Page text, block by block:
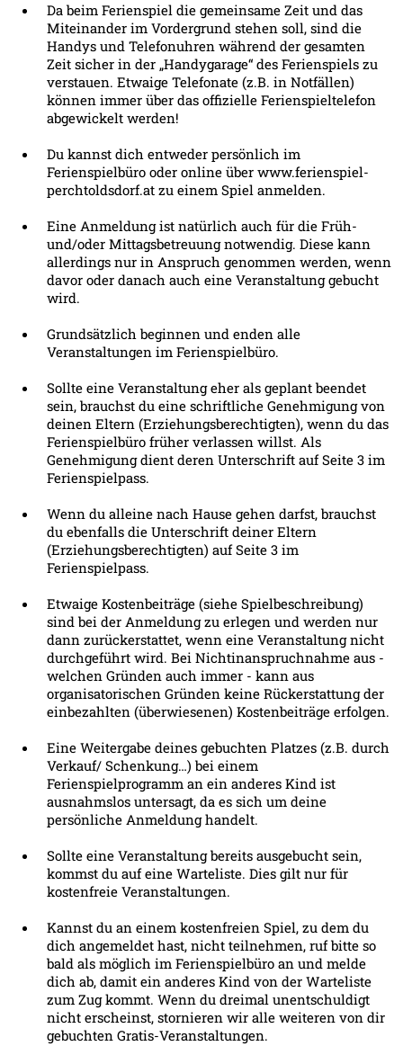
Da beim Ferienspiel die gemeinsame Zeit und das
Miteinander im Vordergrund stehen soll, sind die
Handys und Telefonuhren während der gesamten
Zeit sicher in der „Handygarage“ des Ferienspiels zu
verstauen. Etwaige Telefonate (z.B. in Notfällen)
können immer über das offizielle Ferienspieltelefon
abgewickelt werden!
Du kannst dich entweder persönlich im
Ferienspielbüro oder online über www.ferienspiel-
perchtoldsdorf.at zu einem Spiel anmelden.
Eine Anmeldung ist natürlich auch für die Früh-
und/oder Mittagsbetreuung notwendig. Diese kann
allerdings nur in Anspruch genommen werden, wenn
davor oder danach auch eine Veranstaltung gebucht
wird.
Grundsätzlich beginnen und enden alle
Veranstaltungen im Ferienspielbüro.
Sollte eine Veranstaltung eher als geplant beendet
sein, brauchst du eine schriftliche Genehmigung von
deinen Eltern (Erziehungsberechtigten), wenn du das
Ferienspielbüro früher verlassen willst. Als
Genehmigung dient deren Unterschrift auf Seite 3 im
Ferienspielpass.
Wenn du alleine nach Hause gehen darfst, brauchst
du ebenfalls die Unterschrift deiner Eltern
(Erziehungsberechtigten) auf Seite 3 im
Ferienspielpass.
Etwaige Kostenbeiträge (siehe Spielbeschreibung)
sind bei der Anmeldung zu erlegen und werden nur
dann zurückerstattet, wenn eine Veranstaltung nicht
durchgeführt wird. Bei Nichtinanspruchnahme aus -
welchen Gründen auch immer - kann aus
organisatorischen Gründen keine Rückerstattung der
einbezahlten (überwiesenen) Kostenbeiträge erfolgen.
Eine Weitergabe deines gebuchten Platzes (z.B. durch
Verkauf/ Schenkung…) bei einem
Ferienspielprogramm an ein anderes Kind ist
ausnahmslos untersagt, da es sich um deine
persönliche Anmeldung handelt.
Sollte eine Veranstaltung bereits ausgebucht sein,
kommst du auf eine Warteliste. Dies gilt nur für
kostenfreie Veranstaltungen.
Kannst du an einem kostenfreien Spiel, zu dem du
dich angemeldet hast, nicht teilnehmen, ruf bitte so
bald als möglich im Ferienspielbüro an und melde
dich ab, damit ein anderes Kind von der Warteliste
zum Zug kommt. Wenn du dreimal unentschuldigt
nicht erscheinst, stornieren wir alle weiteren von dir
gebuchten Gratis-Veranstaltungen.